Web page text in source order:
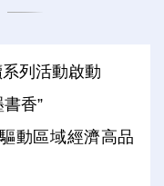
列活動啟動
香”
動區域經濟高品